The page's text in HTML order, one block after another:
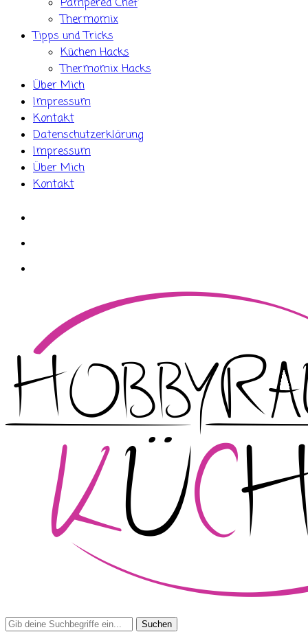
Pampered Chef
Thermomix
Tipps und Tricks
Küchen Hacks
Thermomix Hacks
Über Mich
Impressum
Kontakt
Datenschutzerklärung
Impressum
Über Mich
Kontakt
Search